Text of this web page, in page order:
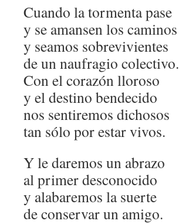
Cuando la tormenta pase
y se amansen los caminos
y seamos sobrevivientes
de un naufragio colectivo.
Con el corazón lloroso
y el destino bendecido
nos sentiremos dichosos
tan sólo por estar vivos.
Y le daremos un abrazo
al primer desconocido
y alabaremos la suerte
de conservar un amigo.